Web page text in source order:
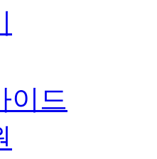
이드